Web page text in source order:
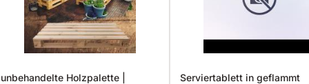
unbehandelte Holzpalette |
Serviertablett in geflammt